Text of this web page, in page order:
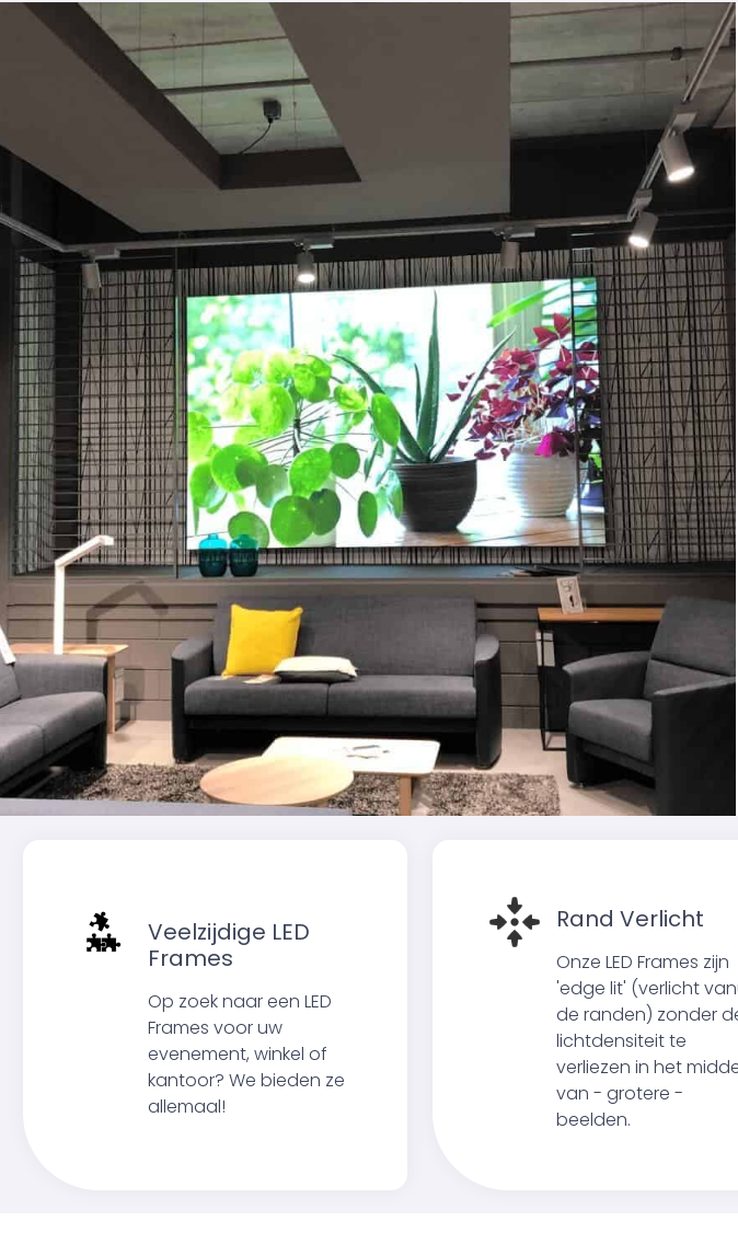
Veelzijdige LED
Frames
Op zoek naar een LED
Frames voor uw
evenement, winkel of
kantoor? We bieden ze
allemaal!
Rand Verlicht
Onze LED Frames zijn
'edge lit' (verlicht
de randen) zonder
lichtdensiteit te
verliezen in het
van - grotere -
beelden.